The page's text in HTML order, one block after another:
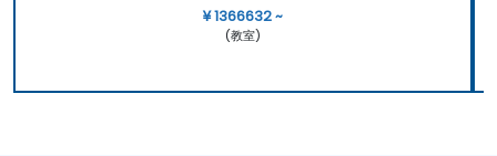
¥ 1366632 ~
(教室)